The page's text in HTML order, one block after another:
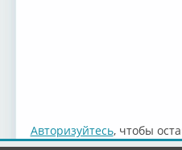
Авторизуйтесь, чтобы